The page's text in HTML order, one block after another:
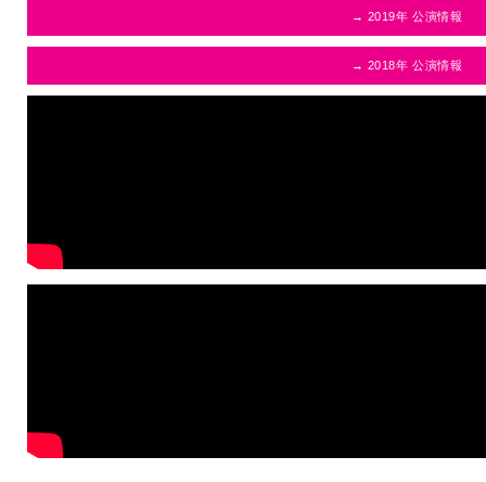
→ 2019年 公演情報
→ 2018年 公演情報